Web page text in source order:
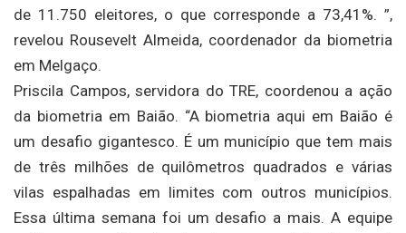
de 11.750 eleitores, o que corresponde a 73,41%. ”,
revelou Rousevelt Almeida, coordenador da biometria
em Melgaço.
Priscila Campos, servidora do TRE, coordenou a ação
da biometria em Baião. “A biometria aqui em Baião é
um desafio gigantesco. É um município que tem mais
de três milhões de quilômetros quadrados e várias
vilas espalhadas em limites com outros municípios.
Essa última semana foi um desafio a mais. A equipe